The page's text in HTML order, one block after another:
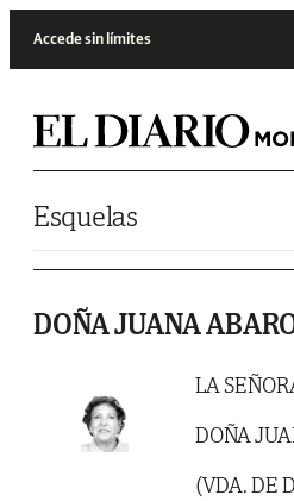
Accede sin límites
Esquelas
DOÑA JUANA
LA
DOÑA
(VDA. DE